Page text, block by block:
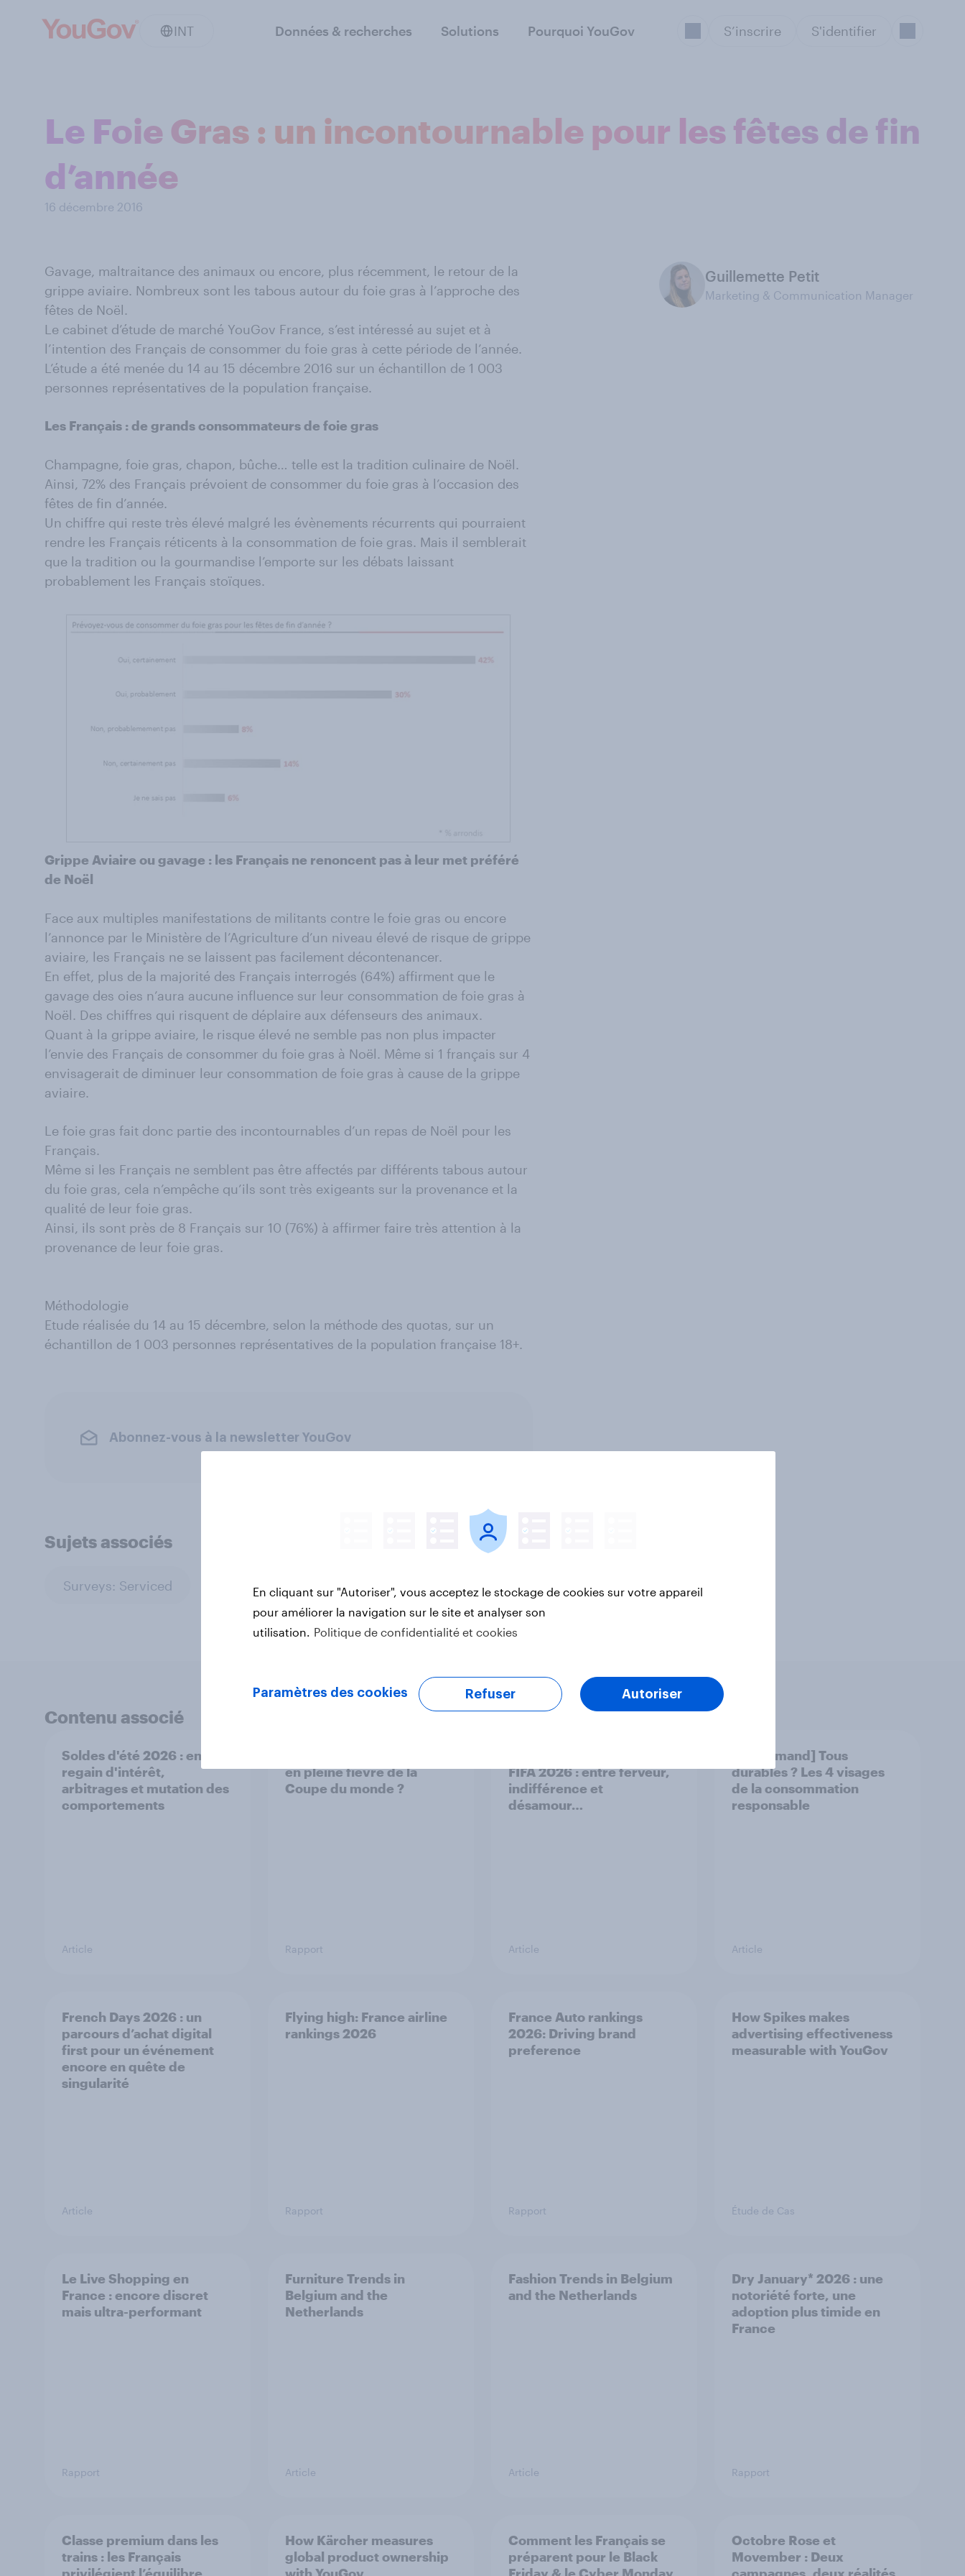
INT Données & recherches Solutions Pourquoi YouGov S’inscrire S'identifier
Le Foie Gras : un incontournable pour les fêtes de fin
d’année
16 décembre 2016
Gavage, maltraitance des animaux ou encore, plus récemment, le retour de la
grippe aviaire. Nombreux sont les tabous autour du foie gras à l’approche des
fêtes de Noël.
Le cabinet d’étude de marché YouGov France, s’est intéressé au sujet et à
l’intention des Français de consommer du foie gras à cette période de l’année.
L’étude a été menée du 14 au 15 décembre 2016 sur un échantillon de 1 003
personnes représentatives de la population française.
Les Français : de grands consommateurs de foie gras
Champagne, foie gras, chapon, bûche… telle est la tradition culinaire de Noël.
Ainsi, 72% des Français prévoient de consommer du foie gras à l’occasion des
fêtes de fin d’année.
Un chiffre qui reste très élevé malgré les évènements récurrents qui pourraient
rendre les Français réticents à la consommation de foie gras. Mais il semblerait
que la tradition ou la gourmandise l’emporte sur les débats laissant
probablement les Français stoïques.
Grippe Aviaire ou gavage : les Français ne renoncent pas à leur met préféré
de Noël
Face aux multiples manifestations de militants contre le foie gras ou encore
l’annonce par le Ministère de l’Agriculture d’un niveau élevé de risque de grippe
aviaire, les Français ne se laissent pas facilement décontenancer.
En effet, plus de la majorité des Français interrogés (64%) affirment que le
gavage des oies n’aura aucune influence sur leur consommation de foie gras à
Noël. Des chiffres qui risquent de déplaire aux défenseurs des animaux.
Quant à la grippe aviaire, le risque élevé ne semble pas non plus impacter
l’envie des Français de consommer du foie gras à Noël. Même si 1 français sur 4
envisagerait de diminuer leur consommation de foie gras à cause de la grippe
aviaire.
Le foie gras fait donc partie des incontournables d’un repas de Noël pour les
Français.
Même si les Français ne semblent pas être affectés par différents tabous autour
du foie gras, cela n’empêche qu’ils sont très exigeants sur la provenance et la
qualité de leur foie gras.
Ainsi, ils sont près de 8 Français sur 10 (76%) à affirmer faire très attention à la
provenance de leur foie gras.
Méthodologie
Etude réalisée du 14 au 15 décembre, selon la méthode des quotas, sur un
échantillon de 1 003 personnes représentatives de la population française 18+.
Abonnez-vous à la newsletter YouGov
Guillemette Petit
Marketing & Communication Manager
Sujets associés
Surveys: Serviced
Contenu associé
Soldes d'été 2026 : entre
regain d'intérêt,
arbitrages et mutation des
comportements
Article
en pleine fièvre de la
Coupe du monde ?
Rapport
FIFA 2026 : entre ferveur,
indifférence et
désamour…
Article
[On demand] Tous
durables ? Les 4 visages
de la consommation
responsable
Article
French Days 2026 : un
parcours d’achat digital
first pour un événement
encore en quête de
singularité
Article
Flying high: France airline
rankings 2026
Rapport
France Auto rankings
2026: ​Driving brand
preference
Rapport
How Spikes makes
advertising effectiveness
measurable with YouGov
Étude de Cas
Le Live Shopping en
France : encore discret
mais ultra-performant
Rapport
Furniture Trends in
Belgium and the
Netherlands
Article
Fashion Trends in Belgium
and the Netherlands
Article
Dry January* 2026 : une
notoriété forte, une
adoption plus timide en
France
Rapport
Classe premium dans les
trains : les Français
How Kärcher measures
global product ownership
Comment les Français se
préparent pour le Black
Octobre Rose et
Movember : Deux
En cliquant sur "Autoriser", vous acceptez le stockage de cookies sur votre appareil
pour améliorer la navigation sur le site et analyser son
utilisation. Politique de confidentialité et cookies
Paramètres des cookies Refuser Autoriser